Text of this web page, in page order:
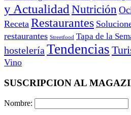
y Actualidad Nutrición
Receta Restaurantes
restaurantes Streetfood Tapa de la
hostelería Tendencias
Vino
SUSCRIPCION AL
Nombre: